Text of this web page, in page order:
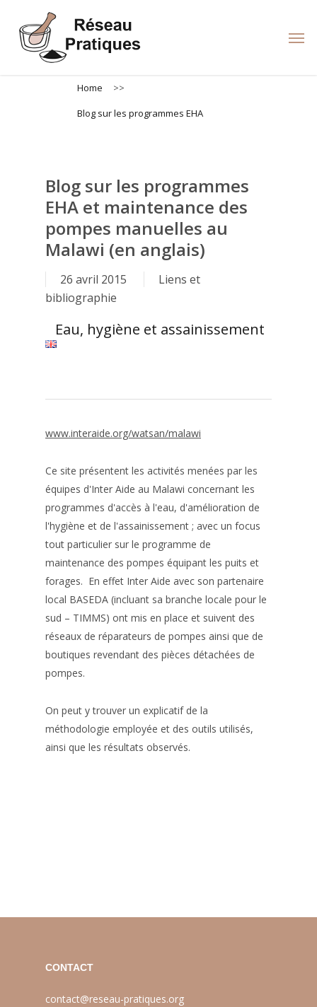
main
Home
>>
Blog sur les programmes EHA
Blog sur les programmes
EHA et maintenance des
pompes manuelles au
Malawi (en anglais)
26 avril 2015
Liens et
bibliographie
Eau, hygiène et assainissement
www.interaide.org/watsan/malawi
Ce site présentent les activités menées par les
équipes d'Inter Aide au Malawi concernant les
programmes d'accès à l'eau, d'amélioration de
l'hygiène et de l'assainissement ; avec un focus
tout particulier sur le programme de
maintenance des pompes équipant les puits et
forages. En effet Inter Aide avec son partenaire
local BASEDA (incluant sa branche locale pour le
sud – TIMMS) ont mis en place et suivent des
réseaux de réparateurs de pompes ainsi que de
boutiques revendant des pièces détachées de
pompes.
On peut y trouver un explicatif de la
méthodologie employée et des outils utilisés,
ainsi que les résultats observés.
CONTACT
contact@reseau-pratiques.org